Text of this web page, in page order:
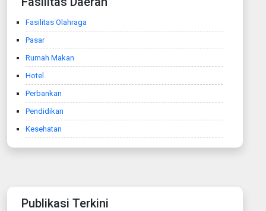
Fasilitas Olahraga
Pasar
Rumah Makan
Hotel
Perbankan
Pendidikan
Kesehatan
Publikasi Terkini